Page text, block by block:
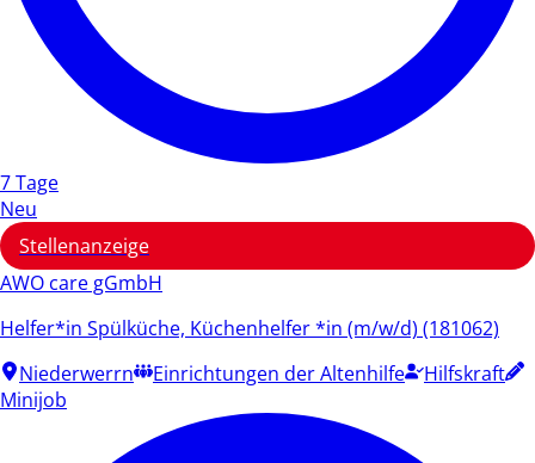
7 Tage
Neu
Stellenanzeige
AWO care gGmbH
Helfer*in Spülküche, Küchenhelfer *in (m/w/d) (181062)
Niederwerrn
Einrichtungen der Altenhilfe
Hilfskraft
Minijob